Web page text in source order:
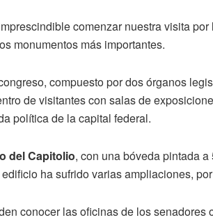
comenzar nuestra visita
monumentos más importantes.
compuesto por dos órganos
de visitantes con salas de
política de la capital federal.
del Capitolio, con una bóveda pintada
ha sufrido varias ampliaciones,
conocer las oficinas de los senadores